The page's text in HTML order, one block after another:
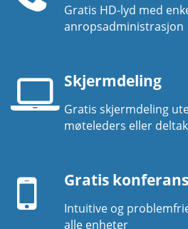
Telefonrør
Gratis HD-lyd med
anropsadministrasjon
Laptop-
Skjermdeling
Gratis skjermdeling
møteleders eller
enhetGratis
Intuitive og
alle enheter